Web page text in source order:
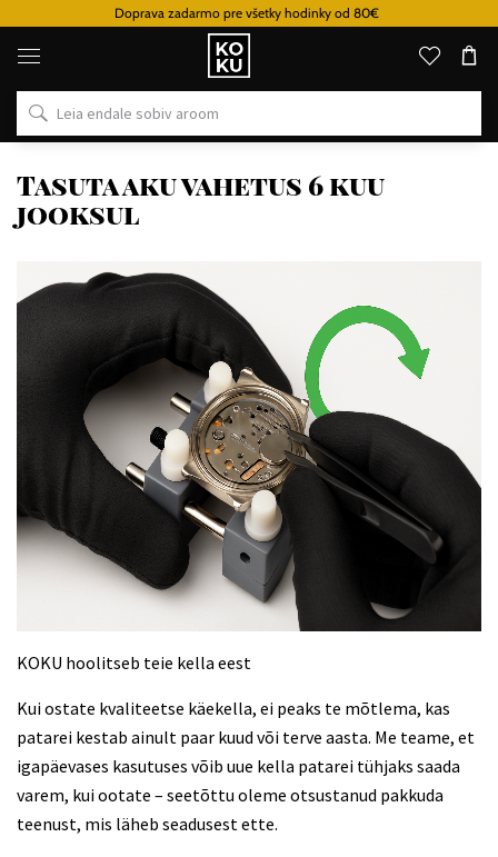
Doprava zadarmo pre všetky hodinky od 80€
Originaalsed
parfüümid
kellad
ühes
Tasuta aku vahetus 6 kuu
jooksul
KOKU hoolitseb teie kella eest
Kui ostate kvaliteetse käekella, ei peaks te mõtlema, kas
patarei kestab ainult paar kuud või terve aasta. Me teame, et
igapäevases kasutuses võib uue kella patarei tühjaks saada
varem, kui ootate – seetõttu oleme otsustanud pakkuda
teenust, mis läheb seadusest ette.